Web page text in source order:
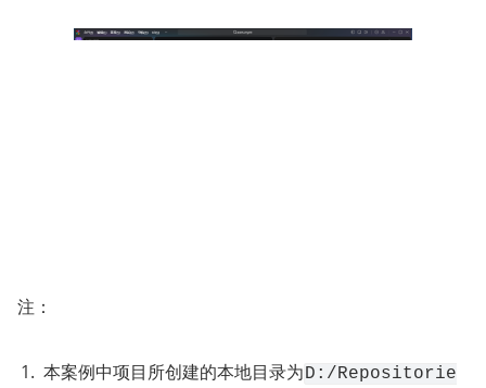
注：
本案例中项目所创建的本地目录为D:/Repositorie